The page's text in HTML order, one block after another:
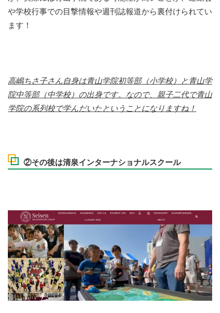
や学校行事での目撃情報や週刊誌報道から裏付けられてい
ます！
高嶋ちさ子さん自身は青山学院初等部（小学校）と青山学
院中等部（中学校）の出身です。なので、親子二代で青山
学院の系列校で学んだいたということになりますね！
②その後は清泉インターナショナルスクール